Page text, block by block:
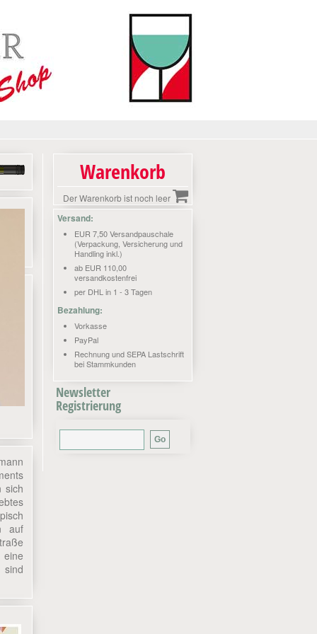
sich
auf
eine
Warenkorb
Der Warenkorb ist noch leer
Versand:
EUR 7,50 Versandpauschale
(Verpackung, Versicherung und
Handling inkl.)
ab EUR 110,00
versandkostenfrei
per DHL in 1 - 3 Tagen
Bezahlung:
Vorkasse
PayPal
Rechnung und SEPA Lastschrift
bei Stammkunden
Newsletter
Registrierung